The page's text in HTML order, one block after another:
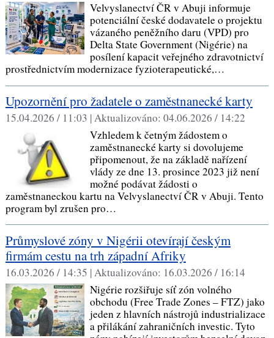
Velvyslanectví ČR v Abuji informuje
potenciální české dodavatele o projektu
vázaného peněžního daru (VPD) pro
Delta State Government (Nigérie) na
posílení kapacit veřejného zdravotnictví
prostřednictvím modernizace fyzioterapeutické,…
Upozornění pro žadatele o zaměstnanecké karty
15.04.2026 / 11:03 |Aktualizováno: 04.06.2026 / 14:22
Vzhledem k četným žádostem o
zaměstnanecké karty si dovolujeme
připomenout, že na základě nařízení
vlády ze dne 13. prosince 2023 již není
možné podávat žádosti o
zaměstnaneckou kartu na Velvyslanectví ČR v Abuji. Tento
program byl zrušen pro…
Průmyslové zóny v Nigérii otevírají českým
firmám cestu na trh západní Afriky
16.03.2026 / 14:35 |Aktualizováno: 16.03.2026 / 16:14
Nigérie rozšiřuje síť zón volného
obchodu (Free Trade Zones – FTZ) jako
jeden z hlavních nástrojů industrializace
a přilákání zahraničních investic. Tyto